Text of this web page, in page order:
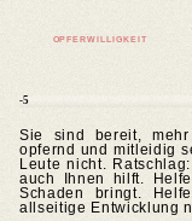
OPFERWILLIGKEIT
-5
Sie sind bereit,
opfernd und mitleidig
Leute nicht.
auch Ihnen hilft.
Schaden bringt.
allseitige Entwicklung